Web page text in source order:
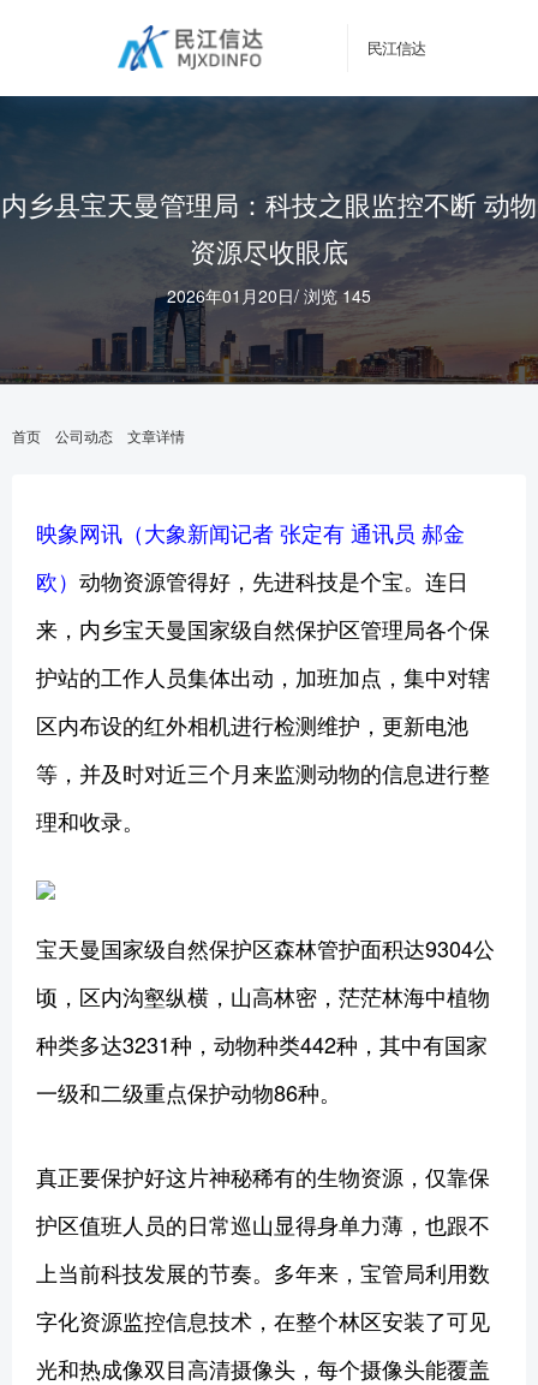
民江信达
内乡县宝天曼管理局：科技之眼监控不断 动物
资源尽收眼底
2026年01月20日/ 浏览 145
首页 公司动态 文章详情
映象网讯（大象新闻记者 张定有 通讯员 郝金
欧） 动物资源管得好，先进科技是个宝。连日
来，内乡宝天曼国家级自然保护区管理局各个保
护站的工作人员集体出动，加班加点，集中对辖
区内布设的红外相机进行检测维护，更新电池
等，并及时对近三个月来监测动物的信息进行整
理和收录。
宝天曼国家级自然保护区森林管护面积达9304公
顷，区内沟壑纵横，山高林密，茫茫林海中植物
种类多达3231种，动物种类442种，其中有国家
一级和二级重点保护动物86种。
真正要保护好这片神秘稀有的生物资源，仅靠保
护区值班人员的日常巡山显得身单力薄，也跟不
上当前科技发展的节奏。多年来，宝管局利用数
字化资源监控信息技术，在整个林区安装了可见
光和热成像双目高清摄像头，每个摄像头能覆盖